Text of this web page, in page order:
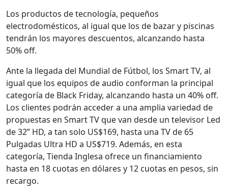
Los productos de tecnología, pequeños
electrodomésticos, al igual que los de bazar y piscinas
tendrán los mayores descuentos, alcanzando hasta
50% off.
Ante la llegada del Mundial de Fútbol, los Smart TV, al
igual que los equipos de audio conforman la principal
categoría de Black Friday, alcanzando hasta un 40% off.
Los clientes podrán acceder a una amplia variedad de
propuestas en Smart TV que van desde un televisor Led
de 32” HD, a tan solo US$169, hasta una TV de 65
Pulgadas Ultra HD a US$719. Además, en esta
categoría, Tienda Inglesa ofrece un financiamiento
hasta en 18 cuotas en dólares y 12 cuotas en pesos, sin
recargo.